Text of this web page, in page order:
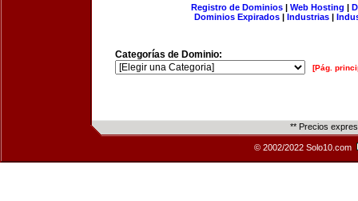
Registro de Dominios| Web Hosting |
Dominios Expirados | Industrias |
Categorías de Dominio:
[Pág.
** Precios
© 2002/2022 Solo10.com